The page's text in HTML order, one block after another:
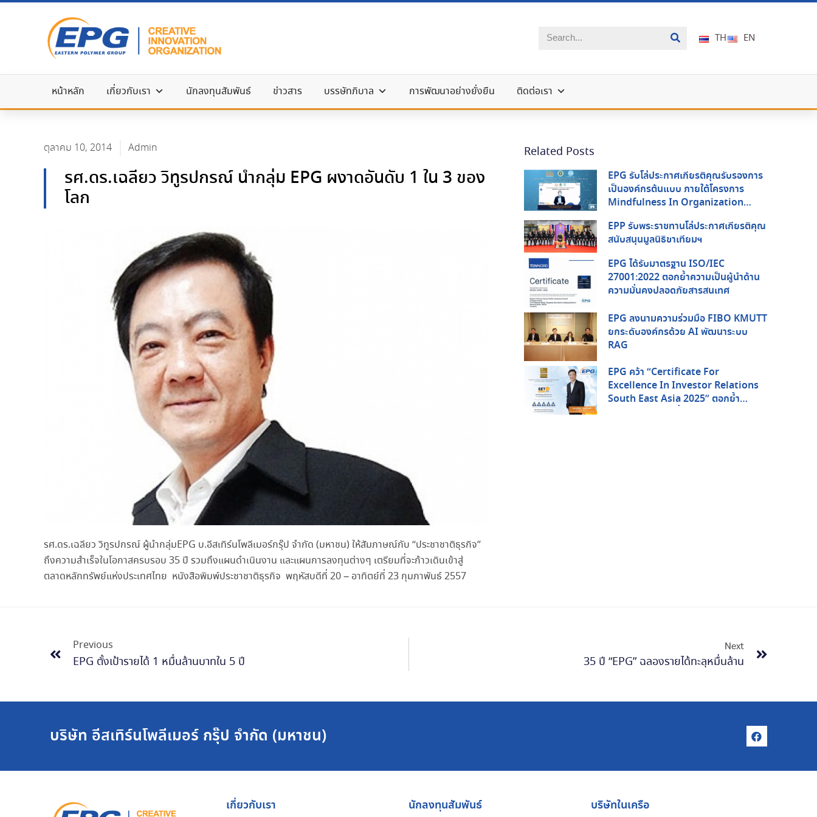
TH EN
หน้าหลัก เกี่ยวกับเรา นักลงทุนสัมพันธ์ ข่าวสาร บรรษัทภิบาล การพัฒนาอย่างยั่งยืน ติดต่อเรา
ตุลาคม 10, 2014 Admin
รศ.ดร.เฉลียว วิทูรปกรณ์ นำกลุ่ม EPG ผงาดอันดับ 1 ใน 3 ของ
โลก
รศ.ดร.เฉลียว วิทูรปกรณ์ ผู้นำกลุ่มEPG บ.อีสเทิร์นโพลีเมอร์กรุ๊ป จำกัด (มหาชน) ให้สัมภาษณ์กับ “ประชาชาติธุรกิจ”
ถึงความสำเร็จในโอกาสครบรอบ 35 ปี รวมถึงแผนดำเนินงาน และแผนการลงทุนต่างๆ เตรียมที่จะก้าวเดินเข้าสู่
ตลาดหลักทรัพย์แห่งประเทศไทย หนังสือพิมพ์ประชาชาติธุรกิจ พฤหัสบดีที่ 20 – อาทิตย์ที่ 23 กุมภาพันธ์ 2557
Related Posts
EPG รับโล่ประกาศเกียรติคุณรับรองการ
เป็นองค์กรต้นแบบ ภายใต้โครงการ
Mindfulness In Organization
สาธารณสุข และ สสส.
EPP รับพระราชทานโล่ประกาศเกียรติคุณ
สนับสนุนมูลนิธิขาเทียมฯ
EPG ได้รับมาตรฐาน ISO/IEC
27001:2022 ตอกย้ำความเป็นผู้นำด้าน
ความมั่นคงปลอดภัยสารสนเทศ
EPG ลงนามความร่วมมือ FIBO KMUTT
ยกระดับองค์กรด้วย AI พัฒนาระบบ
RAG
EPG คว้า “Certificate For
Excellence In Investor Relations
South East Asia 2025” ตอกย้ำ
Previous
EPG ตั้งเป้ารายได้ 1 หมื่นล้านบาทใน 5 ปี
Next
35 ปี “EPG” ฉลองรายได้ทะลุหมื่นล้าน
บริษัท อีสเทิร์นโพลีเมอร์ กรุ๊ป จำกัด (มหาชน)
เกี่ยวกับเรา นักลงทุนสัมพันธ์ บริษัทในเครือ